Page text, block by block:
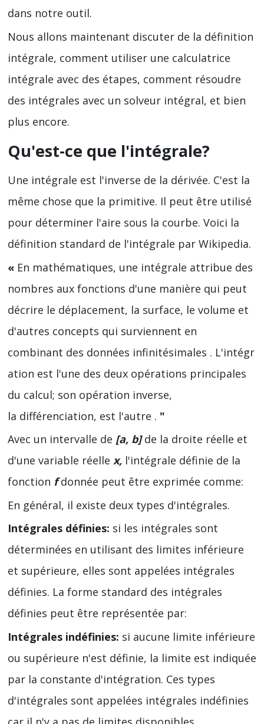
dans notre outil.
Nous allons maintenant discuter de la définition
intégrale, comment utiliser une calculatrice
intégrale avec des étapes, comment résoudre
des intégrales avec un solveur intégral, et bien
plus encore.
Qu'est-ce que l'intégrale?
Une intégrale est l'inverse de la dérivée. C'est la
même chose que la primitive. Il peut être utilisé
pour déterminer l'aire sous la courbe. Voici la
définition standard de l'intégrale par Wikipedia.
« En mathématiques, une intégrale attribue des
nombres aux fonctions d'une manière qui peut
décrire le déplacement, la surface, le volume et
d'autres concepts qui surviennent en
combinant des données infinitésimales . L'intégr
ation est l'une des deux opérations principales
du calcul; son opération inverse,
la différenciation, est l'autre . "
Avec un intervalle de [a, b]de la droite réelle et
d'une variable réelle x, l'intégrale définie de la
fonction fdonnée peut être exprimée comme:
En général, il existe deux types d'intégrales.
Intégrales définies: si les intégrales sont
déterminées en utilisant des limites inférieure
et supérieure, elles sont appelées intégrales
définies. La forme standard des intégrales
définies peut être représentée par:
Intégrales indéfinies: si aucune limite inférieure
ou supérieure n'est définie, la limite est indiquée
par la constante d'intégration. Ces types
d'intégrales sont appelées intégrales indéfinies